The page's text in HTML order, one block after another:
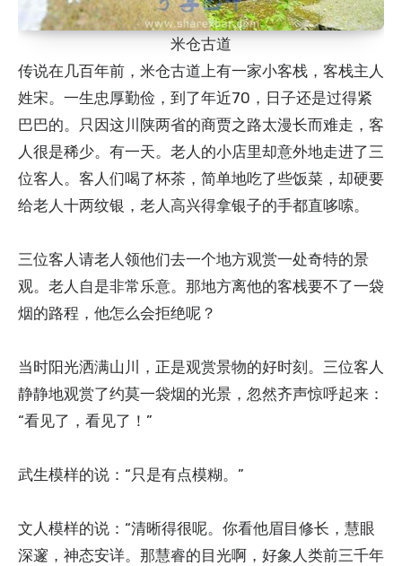
米仓古道
传说在几百年前，米仓古道上有一家小客栈，客栈主人
姓宋。一生忠厚勤俭，到了年近70，日子还是过得紧
巴巴的。只因这川陕两省的商贾之路太漫长而难走，客
人很是稀少。有一天。老人的小店里却意外地走进了三
位客人。客人们喝了杯茶，简单地吃了些饭菜，却硬要
给老人十两纹银，老人高兴得拿银子的手都直哆嗦。
三位客人请老人领他们去一个地方观赏一处奇特的景
观。老人自是非常乐意。那地方离他的客栈要不了一袋
烟的路程，他怎么会拒绝呢？
当时阳光洒满山川，正是观赏景物的好时刻。三位客人
静静地观赏了约莫一袋烟的光景，忽然齐声惊呼起来：
“看见了，看见了！”
武生模样的说：“只是有点模糊。”
文人模样的说：“清晰得很呢。你看他眉目修长，慧眼
深邃，神态安详。那慧睿的目光啊，好象人类前三千年